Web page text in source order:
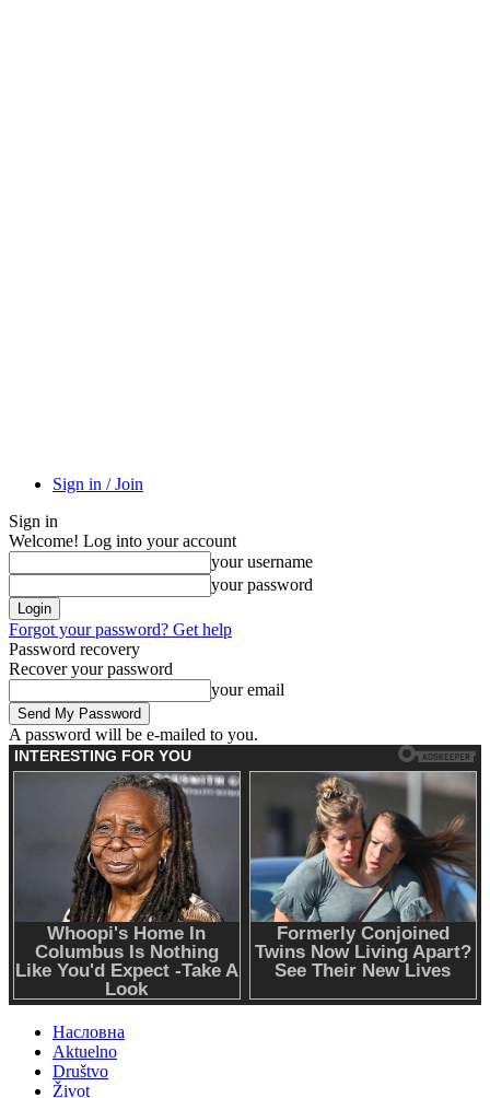
Sign in / Join
Sign in
Welcome! Log into your account
your username
your password
Forgot your password? Get help
Password recovery
Recover your password
your email
A password will be e-mailed to you.
Насловна
Aktuelno
Društvo
Život